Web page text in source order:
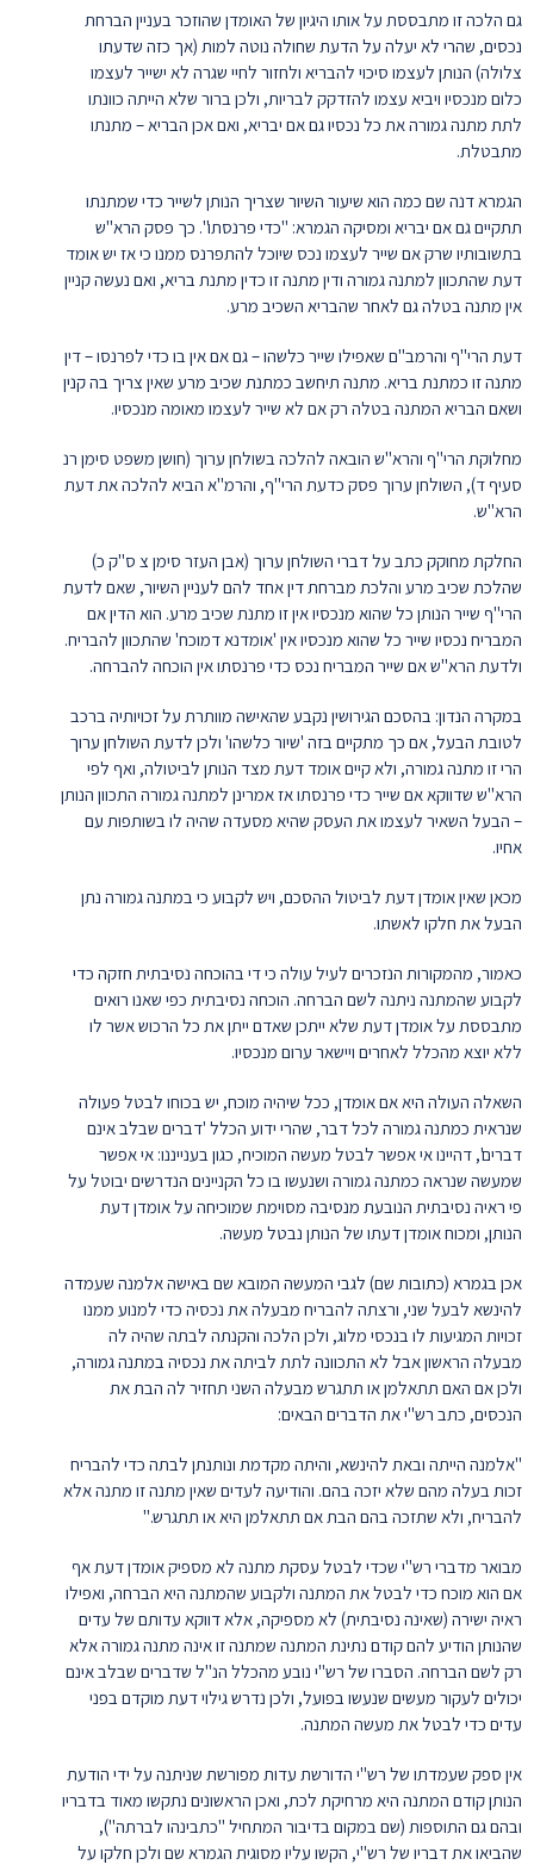
גם הלכה זו מתבססת על אותו היגיון של האומדן שהוזכר בעניין הברחת
נכסים, שהרי לא יעלה על הדעת שחולה נוטה למות (אך כזה שדעתו
צלולה) הנותן לעצמו סיכוי להבריא ולחזור לחיי שגרה לא ישייר לעצמו
כלום מנכסיו ויביא עצמו להזדקק לבריות, ולכן ברור שלא הייתה כוונתו
לתת מתנה גמורה את כל נכסיו גם אם יבריא, ואם אכן הבריא – מתנתו
מתבטלת.
הגמרא דנה שם כמה הוא שיעור השיור שצריך הנותן לשייר כדי שמתנתו
תתקיים גם אם יבריא ומסיקה הגמרא: "כדי פרנסתו". כך פסק הרא"ש
בתשובותיו שרק אם שייר לעצמו נכס שיוכל להתפרנס ממנו כי אז יש אומד
דעת שהתכוון למתנה גמורה ודין מתנה זו כדין מתנת בריא, ואם נעשה קניין
אין מתנה בטלה גם לאחר שהבריא השכיב מרע.
דעת הרי"ף והרמב"ם שאפילו שייר כלשהו – גם אם אין בו כדי לפרנסו – דין
מתנה זו כמתנת בריא. מתנה תיחשב כמתנת שכיב מרע שאין צריך בה קנין
ושאם הבריא המתנה בטלה רק אם לא שייר לעצמו מאומה מנכסיו.
מחלוקת הרי"ף והרא"ש הובאה להלכה בשולחן ערוך (חושן משפט סימן רנ
סעיף ד), השולחן ערוך פסק כדעת הרי"ף, והרמ"א הביא להלכה את דעת
הרא"ש.
החלקת מחוקק כתב על דברי השולחן ערוך (אבן העזר סימן צ ס"ק כ)
שהלכת שכיב מרע והלכת מברחת דין אחד להם לעניין השיור, שאם לדעת
הרי"ף שייר הנותן כל שהוא מנכסיו אין זו מתנת שכיב מרע. הוא הדין אם
המבריח נכסיו שייר כל שהוא מנכסיו אין 'אומדנא דמוכח' שהתכוון להבריח.
ולדעת הרא"ש אם שייר המבריח נכס כדי פרנסתו אין הוכחה להברחה.
במקרה הנדון: בהסכם הגירושין נקבע שהאישה מוותרת על זכויותיה ברכב
לטובת הבעל, אם כך מתקיים בזה 'שיור כלשהו' ולכן לדעת השולחן ערוך
הרי זו מתנה גמורה, ולא קיים אומד דעת מצד הנותן לביטולה, ואף לפי
הרא"ש שדווקא אם שייר כדי פרנסתו אז אמרינן למתנה גמורה התכוון הנותן
– הבעל השאיר לעצמו את העסק שהיא מסעדה שהיה לו בשותפות עם
אחיו.
מכאן שאין אומדן דעת לביטול ההסכם, ויש לקבוע כי במתנה גמורה נתן
הבעל את חלקו לאשתו.
כאמור, מהמקורות הנזכרים לעיל עולה כי די בהוכחה נסיבתית חזקה כדי
לקבוע שהמתנה ניתנה לשם הברחה. הוכחה נסיבתית כפי שאנו רואים
מתבססת על אומדן דעת שלא ייתכן שאדם ייתן את כל הרכוש אשר לו
ללא יוצא מהכלל לאחרים ויישאר ערום מנכסיו.
השאלה העולה היא אם אומדן, ככל שיהיה מוכח, יש בכוחו לבטל פעולה
שנראית כמתנה גמורה לכל דבר, שהרי ידוע הכלל 'דברים שבלב אינם
דברים', דהיינו אי אפשר לבטל מעשה המוכיח, כגון בענייננו: אי אפשר
שמעשה שנראה כמתנה גמורה ושנעשו בו כל הקניינים הנדרשים יבוטל על
פי ראיה נסיבתית הנובעת מנסיבה מסוימת שמוכיחה על אומדן דעת
הנותן, ומכוח אומדן דעתו של הנותן נבטל מעשה.
אכן בגמרא (כתובות שם) לגבי המעשה המובא שם באישה אלמנה שעמדה
להינשא לבעל שני, ורצתה להבריח מבעלה את נכסיה כדי למנוע ממנו
זכויות המגיעות לו בנכסי מלוג, ולכן הלכה והקנתה לבתה שהיה לה
מבעלה הראשון אבל לא התכוונה לתת לביתה את נכסיה במתנה גמורה,
ולכן אם האם תתאלמן או תתגרש מבעלה השני תחזיר לה הבת את
הנכסים, כתב רש"י את הדברים הבאים:
"אלמנה הייתה ובאת להינשא, והיתה מקדמת ונותנתן לבתה כדי להבריח
זכות בעלה מהם שלא יזכה בהם. והודיעה לעדים שאין מתנה זו מתנה אלא
להבריח, ולא שתזכה בהם הבת אם תתאלמן היא או תתגרש."
מבואר מדברי רש"י שכדי לבטל עסקת מתנה לא מספיק אומדן דעת אף
אם הוא מוכח כדי לבטל את המתנה ולקבוע שהמתנה היא הברחה, ואפילו
ראיה ישירה (שאינה נסיבתית) לא מספיקה, אלא דווקא עדותם של עדים
שהנותן הודיע להם קודם נתינת המתנה שמתנה זו אינה מתנה גמורה אלא
רק לשם הברחה. הסברו של רש"י נובע מהכלל הנ"ל שדברים שבלב אינם
יכולים לעקור מעשים שנעשו בפועל, ולכן נדרש גילוי דעת מוקדם בפני
עדים כדי לבטל את מעשה המתנה.
אין ספק שעמדתו של רש"י הדורשת עדות מפורשת שניתנה על ידי הודעת
הנותן קודם המתנה היא מרחיקת לכת, ואכן הראשונים נתקשו מאוד בדבריו
ובהם גם התוספות (שם במקום בדיבור המתחיל "כתבינהו לברתה"),
שהביאו את דבריו של רש"י, הקשו עליו מסוגית הגמרא שם ולכן חלקו על